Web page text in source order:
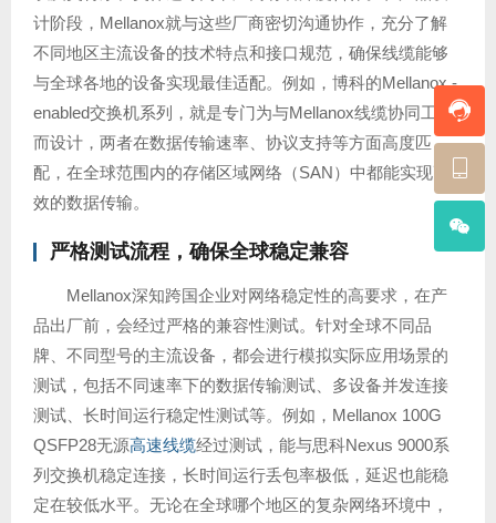
计阶段，Mellanox就与这些厂商密切沟通协作，充分了解
不同地区主流设备的技术特点和接口规范，确保线缆能够
与全球各地的设备实现最佳适配。例如，博科的Mellanox -
enabled交换机系列，就是专门为与Mellanox线缆协同工作
而设计，两者在数据传输速率、协议支持等方面高度匹
配，在全球范围内的存储区域网络（SAN）中都能实现高
效的数据传输。
严格测试流程，确保全球稳定兼容
Mellanox深知跨国企业对网络稳定性的高要求，在产
品出厂前，会经过严格的兼容性测试。针对全球不同品
牌、不同型号的主流设备，都会进行模拟实际应用场景的
测试，包括不同速率下的数据传输测试、多设备并发连接
测试、长时间运行稳定性测试等。例如，Mellanox 100G
QSFP28无源高速线缆经过测试，能与思科Nexus 9000系
列交换机稳定连接，长时间运行丢包率极低，延迟也能稳
定在较低水平。无论在全球哪个地区的复杂网络环境中，